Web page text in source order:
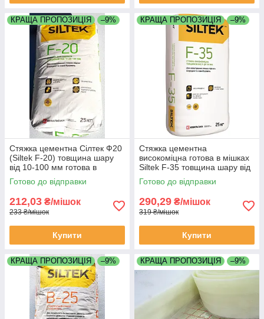
КРАЩА ПРОПОЗИЦІЯ –9%
Стяжка цементна Сілтек Ф20
(Siltek F-20) товщина шару
від 10-100 мм готова в
мішках 25 кг
Готово до відправки
212,03 ₴/мішок
233 ₴/мішок
Купити
КРАЩА ПРОПОЗИЦІЯ –9%
Стяжка цементна
високоміцна готова в мішках
Siltek F-35 товщина шару від
5-50 мм мішок 25 кг
Готово до відправки
290,29 ₴/мішок
319 ₴/мішок
Купити
КРАЩА ПРОПОЗИЦІЯ –9% КРАЩА ПРОПОЗИЦІЯ –9%